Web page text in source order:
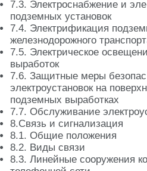
7.3. Электроснабжение и
подземных установок
7.4. Электрификация
железнодорожного
7.5. Электрическое
выработок
7.6. Защитные меры
электроустановок на
подземных выработках
7.7. Обслуживание
8.Связь и сигнализация
8.1. Общие положения
8.2. Виды связи
8.3. Линейные сооружения